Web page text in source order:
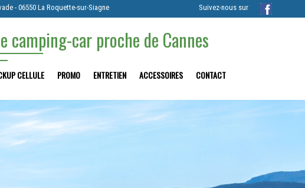
- 06550 La Roquette-sur-Siagne Suivez-nous sur
car proche de Cannes
CELLULE PROMO ENTRETIEN ACCESSOIRES CONTACT